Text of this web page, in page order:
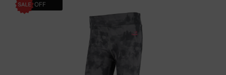
20% OFF